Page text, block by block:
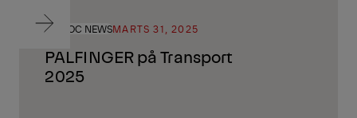
AD HOC NEWSMARTS 31, 2025
PALFINGER på Transport
2025